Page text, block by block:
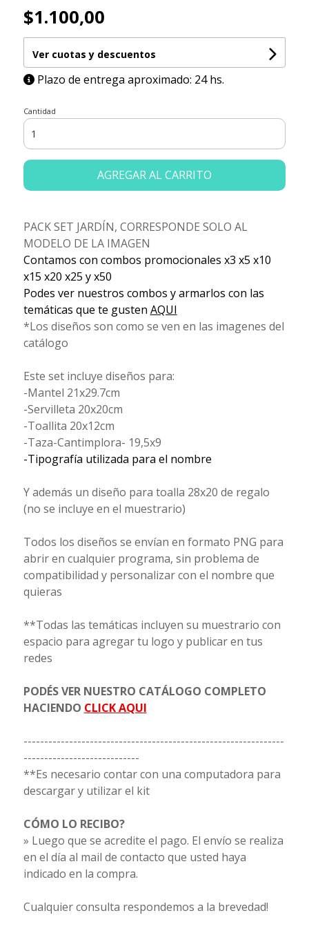
$1.100,00
Ver cuotas y descuentos
Plazo de entrega aproximado: 24 hs.
Cantidad
AGREGAR AL CARRITO
PACK SET JARDÍN, CORRESPONDE SOLO AL
MODELO DE LA IMAGEN
Contamos con combos promocionales x3 x5 x10
x15 x20 x25 y x50
Podes ver nuestros combos y armarlos con las
temáticas que te gusten AQUI
*Los diseños son como se ven en las imagenes del
catálogo
Este set incluye diseños para:
-Mantel 21x29.7cm
-Servilleta 20x20cm
-Toallita 20x12cm
-Taza-Cantimplora- 19,5x9
-Tipografía utilizada para el nombre
Y además un diseño para toalla 28x20 de regalo
(no se incluye en el muestrario)
Todos los diseños se envían en formato PNG para
abrir en cualquier programa, sin problema de
compatibilidad y personalizar con el nombre que
quieras
**Todas las temáticas incluyen su muestrario con
espacio para agregar tu logo y publicar en tus
redes
PODÉS VER NUESTRO CATÁLOGO COMPLETO
HACIENDO CLICK AQUI
---------------------------------------------------------------
----------------------------
**Es necesario contar con una computadora para
descargar y utilizar el kit
CÓMO LO RECIBO?
» Luego que se acredite el pago. El envío se realiza
en el día al mail de contacto que usted haya
indicado en la compra.
Cualquier consulta respondemos a la brevedad!